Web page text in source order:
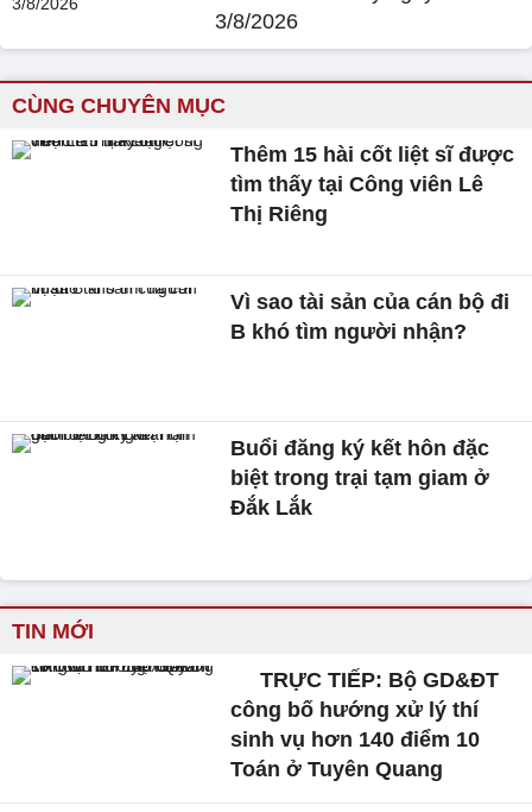
3/8/2026
CÙNG CHUYÊN MỤC
Thêm 15 hài cốt liệt sĩ được
tìm thấy tại Công viên Lê
Thị Riêng
Vì sao tài sản của cán bộ đi
B khó tìm người nhận?
Buổi đăng ký kết hôn đặc
biệt trong trại tạm giam ở
Đắk Lắk
TIN MỚI
TRỰC TIẾP: Bộ GD&ĐT
công bố hướng xử lý thí
sinh vụ hơn 140 điểm 10
Toán ở Tuyên Quang